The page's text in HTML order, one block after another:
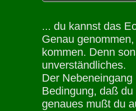
... du kannst das
Genau
kommen. Denn
unverständliches.
Der
Bedingung, daß
genaues mußt du